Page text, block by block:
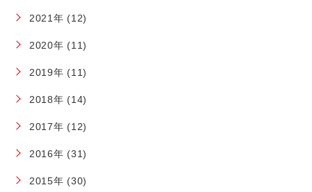
2021年 (12)
2020年 (11)
2019年 (11)
2018年 (14)
2017年 (12)
2016年 (31)
2015年 (30)